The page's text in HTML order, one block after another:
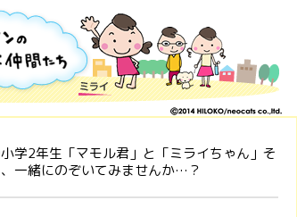
学2年生「マモル君」と「ミライちゃん」そ
一緒にのぞいてみませんか…？